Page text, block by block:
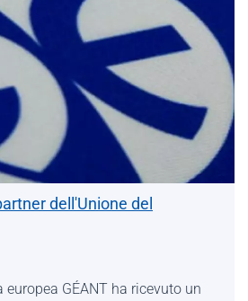
dell'Unione del
europea GÉANT ha ricevuto un